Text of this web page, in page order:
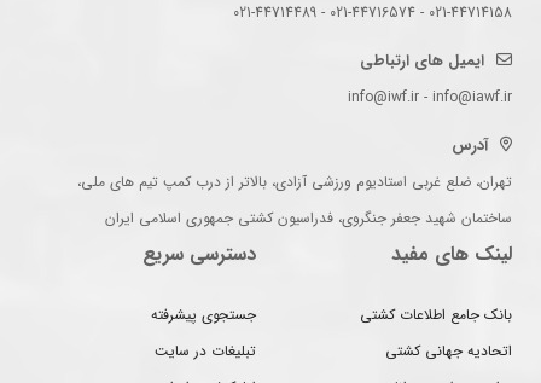
021-44714158 - 021-44716574 - 021-44714489
ایمیل های ارتباطی
info@iwf.ir - info@iawf.ir
آدرس
تهران، ضلع غربی استادیوم ورزشی آزادی، بالاتر از درب کمپ تیم های ملی،
ساختمان شهید جعفر جنگروی، فدراسیون کشتی جمهوری اسلامی ایران
لینک های مفید
بانک جامع اطلاعات کشتی
اتحادیه جهانی کشتی
دسترسی سریع
جستجوی پیشرفته
تبلیغات در سایت